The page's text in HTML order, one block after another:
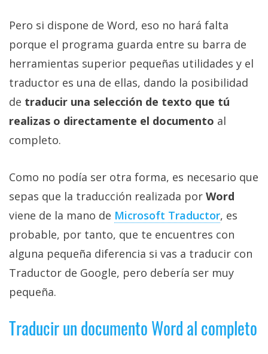
/
opciones
de
privacidad
/
Aviso
Legal
comunicación
digital donde
encontrarás
todas las
noticias sobre
tecnología,
móviles,
ordenadores,
apps,
informática,
comparativas,
tutoriales.
Pero si dispone de Word, eso no hará falta
porque el programa guarda entre su barra de
herramientas superior pequeñas utilidades y el
traductor es una de ellas, dando la posibilidad
de traducir una selección de texto que tú
realizas o directamente el documento al
completo.
Como no podía ser otra forma, es necesario que
sepas que la traducción realizada por Word
viene de la mano de Microsoft Traductor, es
probable, por tanto, que te encuentres con
alguna pequeña diferencia si vas a traducir con
Traductor de Google, pero debería ser muy
pequeña.
Traducir un documento Word al completo